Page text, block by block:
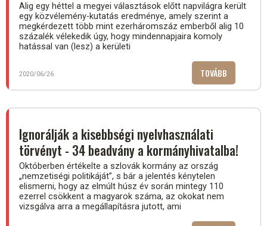
Alig egy héttel a megyei választások előtt napvilágra került
egy közvélemény-kutatás eredménye, amely szerint a
megkérdezett több mint ezerháromszáz emberből alig 10
százalék vélekedik úgy, hogy mindennapjaira komoly
hatással van (lesz) a kerületi
2020/06/26 TOVÁBB
DÉL-
Ignorálják a kisebbségi nyelvhasználati
törvényt - 34 beadvány a kormányhivatalba!
Októberben értékelte a szlovák kormány az ország
„nemzetiségi politikáját”, s bár a jelentés kénytelen
elismerni, hogy az elmúlt húsz év során mintegy 110
ezerrel csökkent a magyarok száma, az okokat nem
vizsgálva arra a megállapításra jutott, ami